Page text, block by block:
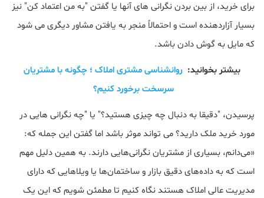
برای خرید، از بین بردن نگرانی های آنها یا گفتن "به من اعتماد کن" نیز
بسیار آزاردهنده است و احتمالاً منجر به یافتن مشاور دیگری می شود
که مایل به گوش دادن باشد.
بیشتر بخوانید: روانشناسی مشتری املاک ؛ چگونه با مشتریان
سرسخت برخورد کنیم؟
پرسیدن، "دقیقا به دنبال چه چیزی هستید؟" یا "چه نگرانی هایی در
مورد خرید ملک دارید؟ می تواند موثر باشد اما گفتن این جمله که:
«می‌دانم، بسیاری از مشتریان نگرانی‌هایی دارند. به همین دلیل مهم
است که به داده‌های دقیق بازار و ساختمان‌ها یا ویلاهایی که دارای
مدیریت عالی املاک هستند نگاه کنیم تا مطمئن شویم که این یک